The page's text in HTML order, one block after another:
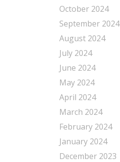
October 2024
September 2024
August 2024
July 2024
June 2024
May 2024
April 2024
March 2024
February 2024
January 2024
December 2023